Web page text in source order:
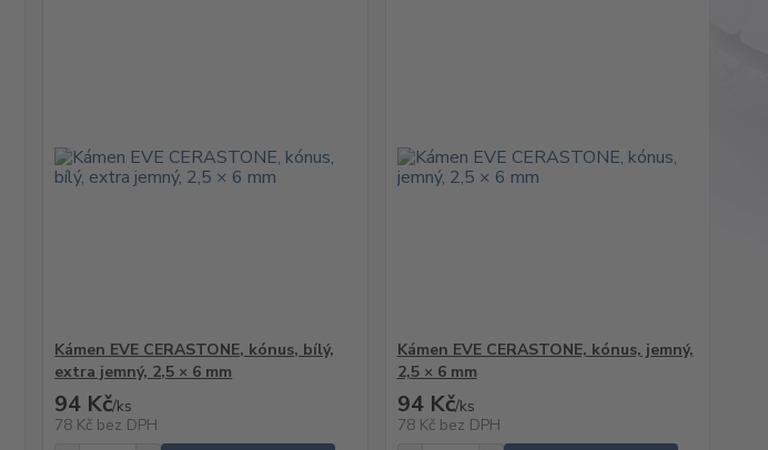
Kámen EVE CERASTONE, kónus, bílý,
extra jemný, 2,5 × 6 mm
94 Kč/ks
78 Kč bez DPH
Kámen EVE CERASTONE, kónus, jemný,
2,5 × 6 mm
94 Kč/ks
78 Kč bez DPH